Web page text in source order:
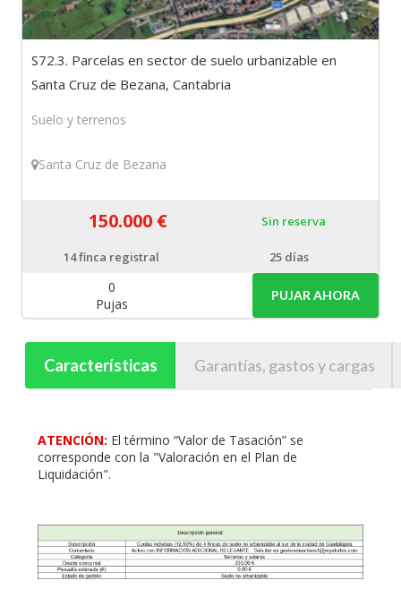
S72.3. Parcelas en sector de suelo urbanizable en
Santa Cruz de Bezana, Cantabria
Suelo y terrenos
Santa Cruz de Bezana
150.000 € Sin reserva
14finca registral 25 días
0
Pujas
PUJAR AHORA
Características Garantías, gastos y cargas
ATENCIÓN: El término “Valor de Tasación” se
corresponde con la "Valoración en el Plan de
Liquidación".